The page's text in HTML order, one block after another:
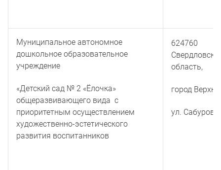
Муниципальное автономное
дошкольное образовательное
учреждение
«Детский сад № 2 «Ёлочка»
общеразвивающего вида с
приоритетным осуществлением
художественно-эстетического
развития воспитанников
624760
область,
город
ул. Сабурова